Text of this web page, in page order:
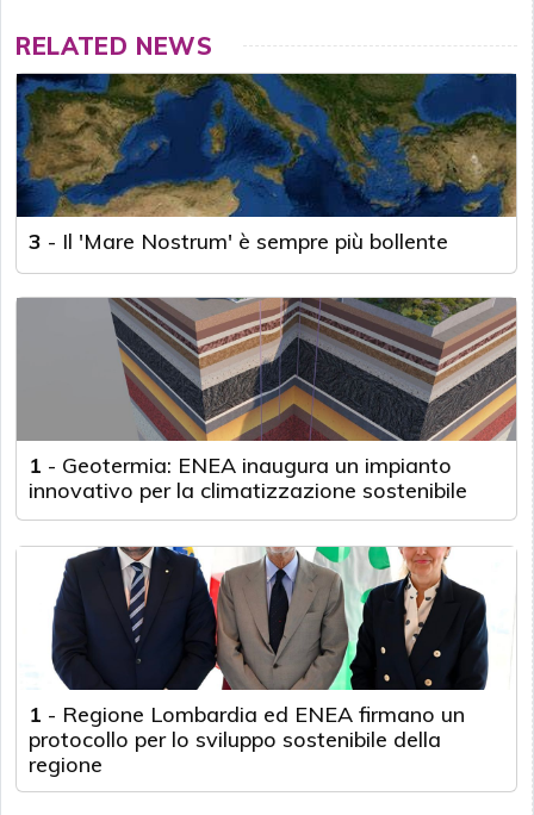
RELATED NEWS
3 - Il 'Mare Nostrum' è sempre più bollente
1 - Geotermia: ENEA inaugura un impianto
innovativo per la climatizzazione sostenibile
1 - Regione Lombardia ed ENEA firmano un
protocollo per lo sviluppo sostenibile della
regione